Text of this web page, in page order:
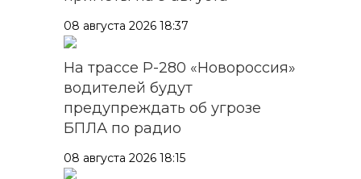
08 августа 2026 18:37
На трассе Р-280 «Новороссия»
водителей будут
предупреждать об угрозе
БПЛА по радио
08 августа 2026 18:15